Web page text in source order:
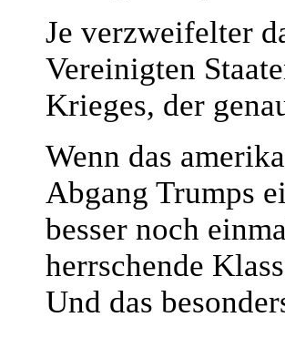
Je verzweifelter
Vereinigten
Krieges, der
Wenn das
Abgang Trumps
besser noch
herrschende
Und das